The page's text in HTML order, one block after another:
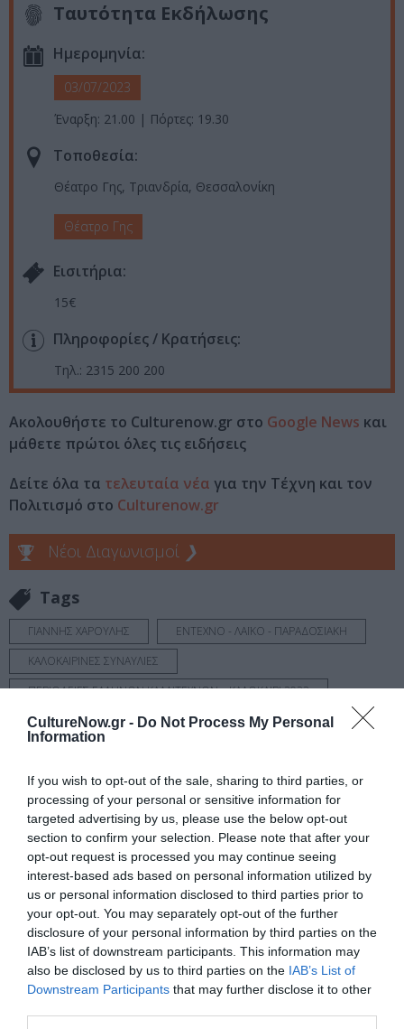
CultureNow.gr - Do Not Process My Personal
Information
If you wish to opt-out of the sale, sharing to third parties, or
processing of your personal or sensitive information for
targeted advertising by us, please use the below opt-out
section to confirm your selection. Please note that after your
opt-out request is processed you may continue seeing
interest-based ads based on personal information utilized by
us or personal information disclosed to third parties prior to
your opt-out. You may separately opt-out of the further
disclosure of your personal information by third parties on the
IAB’s list of downstream participants. This information may
also be disclosed by us to third parties on the IAB’s List of
Downstream Participants that may further disclose it to other
Ταυτότητα Εκδήλωσης
Ημερομηνία:
03/07/2023
Έναρξη: 21.00 | Πόρτες: 19.30
Τοποθεσία:
Θέατρο Γης, Τριανδρία, Θεσσαλονίκη
Θέατρο Γης
Eισιτήρια:
15€
Πληροφορίες / Κρατήσεις:
Τηλ.: 2315 200 200
Ακολουθήστε το Culturenow.gr στο Google News και
μάθετε πρώτοι όλες τις ειδήσεις
Δείτε όλα τα τελευταία νέα για την Τέχνη και τον
Πολιτισμό στο Culturenow.gr
Νέοι Διαγωνισμοί ❯
Tags
ΓΙΑΝΝΗΣ ΧΑΡΟΥΛΗΣ
ΕΝΤΕΧΝΟ - ΛΑΪΚΟ - ΠΑΡΑΔΟΣΙΑΚΗ
ΚΑΛΟΚΑΙΡΙΝΕΣ ΣΥΝΑΥΛΙΕΣ
ΠΕΡΙΟΔΕΙΕΣ ΕΛΛΗΝΩΝ ΚΑΛΛΙΤΕΧΝΩΝ – ΚΑΛΟΚΑΙΡΙ 2023
ΣΥΝΑΥΛΙΕΣ 2023
Newsletter
Κάθε βδομάδα στο e-mail σας τα τελευταία νέα για
την Τέχνη και τον Πολιτισμό!
Ακολουθήστε το Culturenow.gr